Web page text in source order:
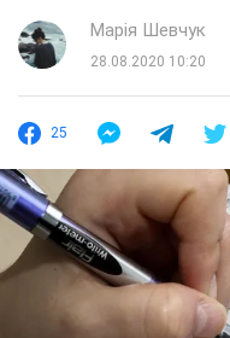
Марія Шевчук
28.08.2020 10:20
25